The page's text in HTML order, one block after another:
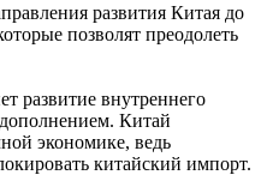
развития Китая до
позволят преодолеть
развитие внутреннего
Китай
экономике, ведь
китайский импорт.